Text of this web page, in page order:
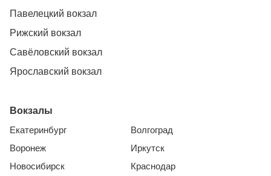
Павелецкий вокзал
Рижский вокзал
Савёловский вокзал
Ярославский вокзал
Вокзалы
Екатеринбург
Воронеж
Новосибирск
Волгоград
Иркутск
Краснодар